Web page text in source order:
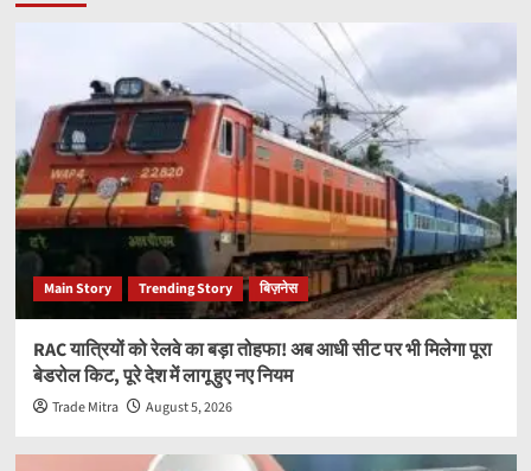
Main Story Trending Story बिज़नेस
RAC यात्रियों को रेलवे का बड़ा तोहफा! अब आधी सीट पर भी मिलेगा पूरा
बेडरोल किट, पूरे देश में लागू हुए नए नियम
Trade Mitra August 5, 2026